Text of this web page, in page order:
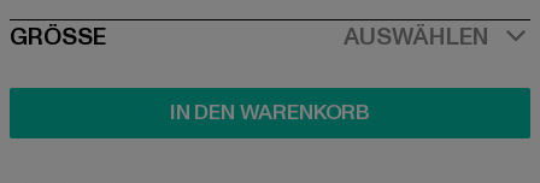
SIZE
GRÖSSE AUSWÄHLEN
IN DEN WARENKORB